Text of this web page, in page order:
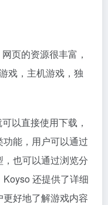
页的资源很丰富，
戏，主机游戏，独
以直接使用下载，
能，用户可以通过
也可以通过浏览分
还提供了详细
好地了解游戏内容